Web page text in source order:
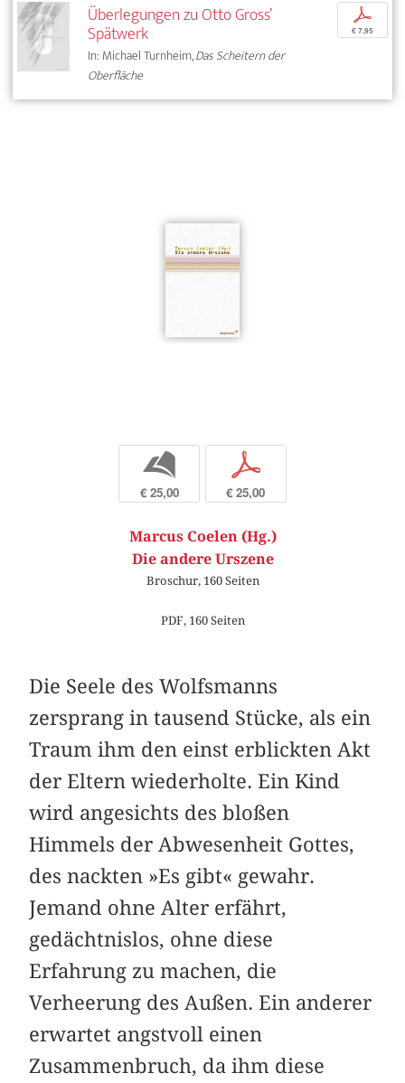
Überlegungen zu Otto Gross’
Spätwerk
In: Michael Turnheim,Das Scheitern der
Oberfläche
p
€ 7,95
b
€ 25,00
p
€ 25,00
Marcus Coelen (Hg.)
Die andere Urszene
Broschur, 160 Seiten
PDF, 160 Seiten
Die Seele des Wolfsmanns
zersprang in tausend Stücke, als ein
Traum ihm den einst erblickten Akt
der Eltern wiederholte. Ein Kind
wird angesichts des bloßen
Himmels der Abwesenheit Gottes,
des nackten »Es gibt« gewahr.
Jemand ohne Alter erfährt,
gedächtnislos, ohne diese
Erfahrung zu machen, die
Verheerung des Außen. Ein anderer
erwartet angstvoll einen
Zusammenbruch, da ihm diese